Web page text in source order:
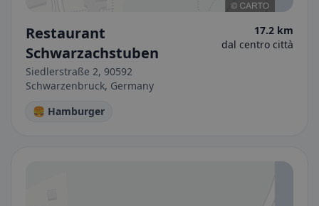
Restaurant
Schwarzachstuben
Siedlerstraße 2, 90592
Schwarzenbruck, Germany
17.2 km
dal centro città
🍔 Hamburger